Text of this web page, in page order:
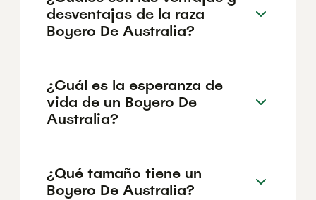
desventajas de la raza
Boyero De Australia?
¿Cuál es la esperanza de
vida de un Boyero De
Australia?
¿Qué tamaño tiene un
Boyero De Australia?